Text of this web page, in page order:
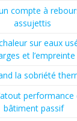
compte à
assujettis
sur eaux
et l’empreinte
la sobriété
bâtiment passif